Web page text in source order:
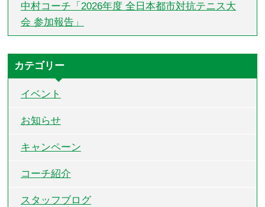
中村コーチ「2026年度 全日本都市対抗テニス大
会 参加報告」
カテゴリー
イベント
お知らせ
キャンペーン
コーチ紹介
スタッフブログ